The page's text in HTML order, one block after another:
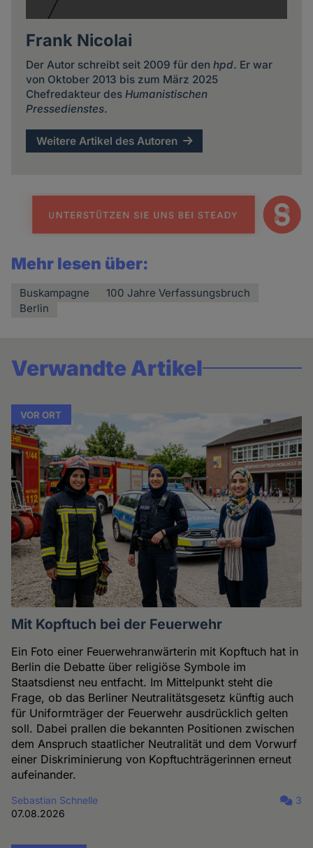
Frank Nicolai
Der Autor schreibt seit 2009 für den hpd. Er war
von Oktober 2013 bis zum März 2025
Chefredakteur des Humanistischen
Pressedienstes.
Weitere Artikel des Autoren
Mehr lesen über:
Buskampagne
100 Jahre Verfassungsbruch
Berlin
Verwandte Artikel
VOR ORT
Mit Kopftuch bei der Feuerwehr
Ein Foto einer Feuerwehranwärterin mit Kopftuch hat in
Berlin die Debatte über religiöse Symbole im
Staatsdienst neu entfacht. Im Mittelpunkt steht die
Frage, ob das Berliner Neutralitätsgesetz künftig auch
für Uniformträger der Feuerwehr ausdrücklich gelten
soll. Dabei prallen die bekannten Positionen zwischen
dem Anspruch staatlicher Neutralität und dem Vorwurf
einer Diskriminierung von Kopftuchträgerinnen erneut
aufeinander.
Sebastian Schnelle
07.08.2026
3